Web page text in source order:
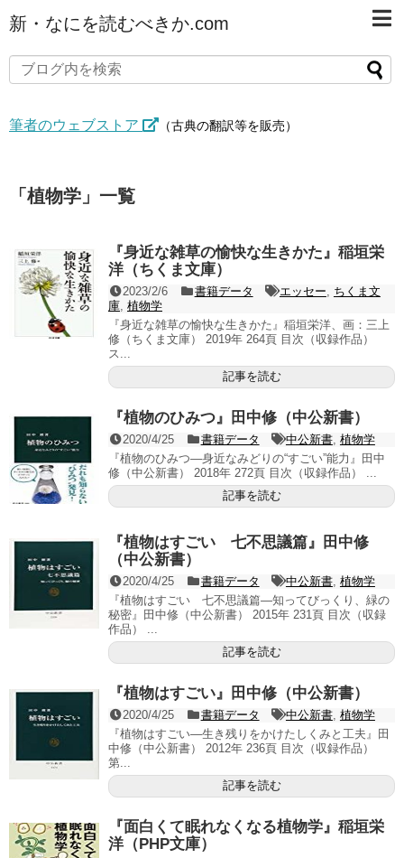
新・なにを読むべきか.com
筆者のウェブストア （古典の翻訳等を販売）
「 植物学 」 一覧
『身近な雑草の愉快な生きかた』稲垣栄
洋（ちくま文庫）
2023/2/6 書籍データ エッセー, ちくま文
庫, 植物学
『身近な雑草の愉快な生きかた』稲垣栄洋、画：三上
修（ちくま文庫） 2019年 264頁 目次（収録作品）
ス...
記事を読む
『植物のひみつ』田中修（中公新書）
2020/4/25 書籍データ 中公新書, 植物学
『植物のひみつ―身近なみどりの“すごい”能力』田中
修（中公新書） 2018年 272頁 目次（収録作品） ...
記事を読む
『植物はすごい 七不思議篇』田中修
（中公新書）
2020/4/25 書籍データ 中公新書, 植物学
『植物はすごい 七不思議篇―知ってびっくり、緑の
秘密』田中修（中公新書） 2015年 231頁 目次（収録
作品） ...
記事を読む
『植物はすごい』田中修（中公新書）
2020/4/25 書籍データ 中公新書, 植物学
『植物はすごい―生き残りをかけたしくみと工夫』田
中修（中公新書） 2012年 236頁 目次（収録作品）
第...
記事を読む
『面白くて眠れなくなる植物学』稲垣栄
洋（PHP文庫）